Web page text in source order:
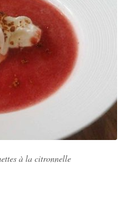
à la citronnelle